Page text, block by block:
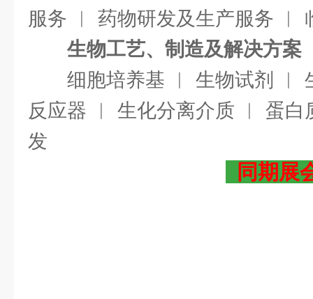
服务 ︱ 药物研发及生产服务 ︱
生物工艺、制造及解决方案
细胞培养基 ︱ 生物试剂 ︱
反应器 ︱ 生化分离介质 ︱ 蛋
发
同期 展